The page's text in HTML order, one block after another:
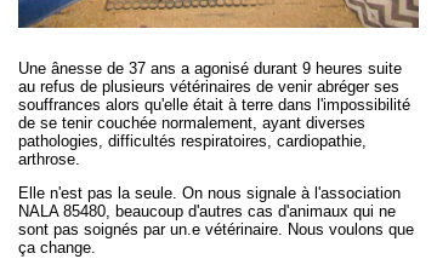
Une ânesse de 37 ans a agonisé durant 9 heures suite
au refus de plusieurs vétérinaires de venir abréger ses
souffrances alors qu'elle était à terre dans l'impossibilité
de se tenir couchée normalement, ayant diverses
pathologies, difficultés respiratoires, cardiopathie,
arthrose.
Elle n'est pas la seule. On nous signale à l'association
NALA 85480, beaucoup d'autres cas d'animaux qui ne
sont pas soignés par un.e vétérinaire. Nous voulons que
ça change.